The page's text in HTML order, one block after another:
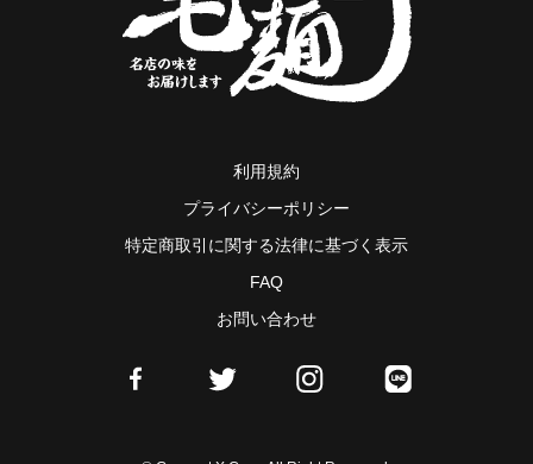
利用規約
プライバシーポリシー
特定商取引に関する法律に基づく表示
FAQ
お問い合わせ